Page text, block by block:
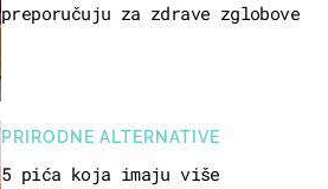
preporučuju za zdrave zglobove
PRIRODNE ALTERNATIVE
5 pića koja imaju više